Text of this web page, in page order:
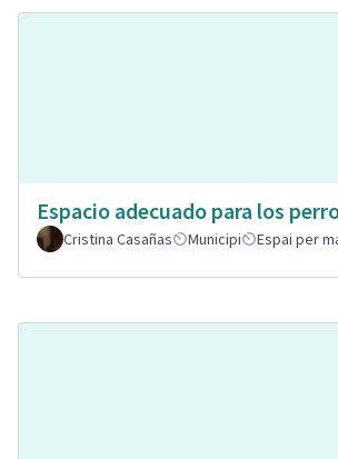
Espacio adecuado para los
Cristina Casañas
Municipi Espai per